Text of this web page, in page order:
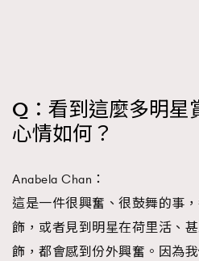
Q：看到這麼多明星
心情如何？
Anabela Chan：
這是一件很興奮、很鼓舞的事
飾，或者見到明星在荷里活、
飾，都會感到份外興奮。因為